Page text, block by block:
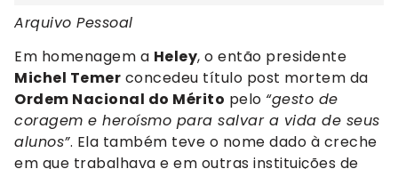
Arquivo Pessoal
Em homenagem a Heley, o então presidente
Michel Temer concedeu título post mortem da
Ordem Nacional do Mérito pelo “gesto de
coragem e heroísmo para salvar a vida de seus
alunos”. Ela também teve o nome dado à creche
em que trabalhava e em outras instituições de